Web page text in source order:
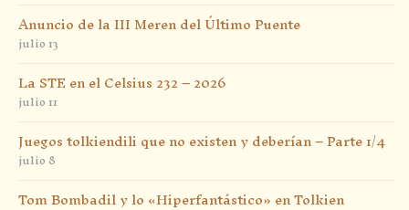
Anuncio de la III Meren del Último Puente
julio 13
La STE en el Celsius 232 – 2026
julio 11
Juegos tolkiendili que no existen y deberían – Parte 1/4
julio 8
Tom Bombadil y lo «Hiperfantástico» en Tolkien